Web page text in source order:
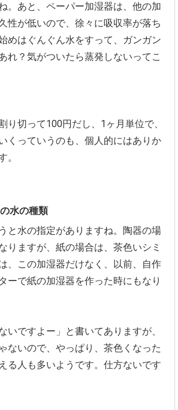
。あと、ペーパー加湿器は、他の加
性が低いので、徐々に吸収率が落ち
めはぐんぐん水をすって、ガンガン
れ？気がついたら蒸発しないってこ
り切って100円だし、1ヶ月単位で、
くっていうのも、個人的にはありか
。
水の種類
と水の指定がありますね。陶器の場
りますが、紙の場合は、茶色いシミ
、この加湿器だけなく、以前、自作
ーで紙の加湿器を作った時にもなり
いですよー」と書いてありますが、
ないので、やっぱり、茶色くなった
る人も多いようです。仕方ないです